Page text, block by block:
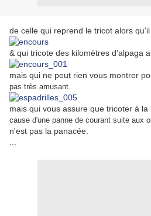
de celle qui reprend le tricot alors
& qui tricote des kilomètres d'alpaga
mais qui ne peut rien vous montrer
pas très amusant
mais qui vous assure que tricoter à
cause d'une panne de courant suite aux
n'est pas la panacée.